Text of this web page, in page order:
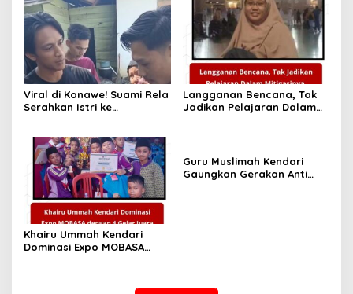
Viral di Konawe! Suami Rela
Serahkan Istri ke
Langganan Bencana, Tak
Jadikan Pelajaran Dalam
Khairu Ummah Kendari
Dominasi Expo MOBASA
Guru Muslimah Kendari
Gaungkan Gerakan Anti